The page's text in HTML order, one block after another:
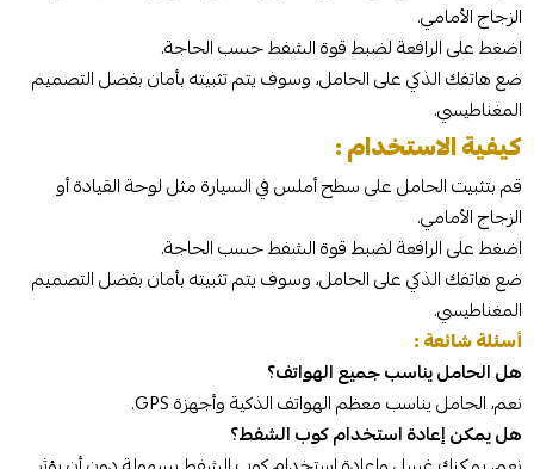
الزجاج الأمامي.
اضغط على الرافعة لضبط قوة الشفط حسب الحاجة.
ضع هاتفك الذكي على الحامل، وسوف يتم تثبيته بأمان بفضل التصميم
المغناطيسي.
كيفية الاستخدام :
قم بتثبيت الحامل على سطح أملس في السيارة مثل لوحة القيادة أو
الزجاج الأمامي.
اضغط على الرافعة لضبط قوة الشفط حسب الحاجة.
ضع هاتفك الذكي على الحامل، وسوف يتم تثبيته بأمان بفضل التصميم
المغناطيسي.
أسئلة شائعة :
هل الحامل يناسب جميع الهواتف؟
نعم، الحامل يناسب معظم الهواتف الذكية وأجهزة GPS.
هل يمكن إعادة استخدام كوب الشفط؟